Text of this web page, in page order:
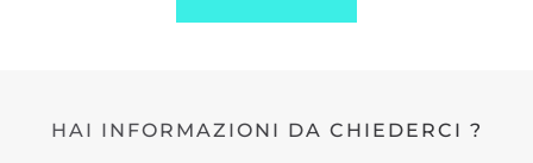
HAI INFORMAZIONI DA CHIEDERCI ?